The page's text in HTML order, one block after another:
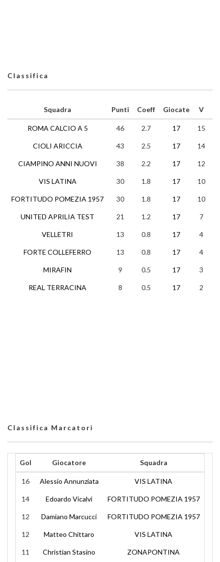
Classifica
Squadra
ROMA CALCIO A 5
CIOLI ARICCIA
CIAMPINO ANNI NUOVI
VIS LATINA
FORTITUDO POMEZIA 1957
UNITED APRILIA TEST
VELLETRI
FORTE COLLEFERRO
MIRAFIN
REAL TERRACINA
Punti Coeff Giocate V
46 2.7 17 15
43 2.5 17 14
38 2.2 17 12
30 1.8 17 10
30 1.8 17 10
21 1.2 17 7
13 0.8 17 4
13 0.8 17 4
9 0.5 17 3
8 0.5 17 2
Classifica Marcatori
Gol Giocatore Squadra
16 Alessio Annunziata VIS LATINA
14 Edoardo Vicalvi FORTITUDO POMEZIA 1957
12 Damiano Marcucci FORTITUDO POMEZIA 1957
12 Matteo Chittaro VIS LATINA
11 Christian Stasino ZONAPONTINA